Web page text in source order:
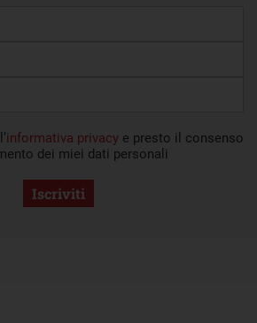
informativa privacy e presto il consenso
dei miei dati personali
Iscriviti